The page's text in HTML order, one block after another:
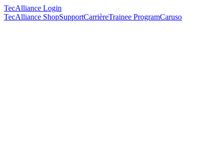
TecAlliance Login
TecAlliance ShopSupportCarrièreTrainee ProgramCaruso